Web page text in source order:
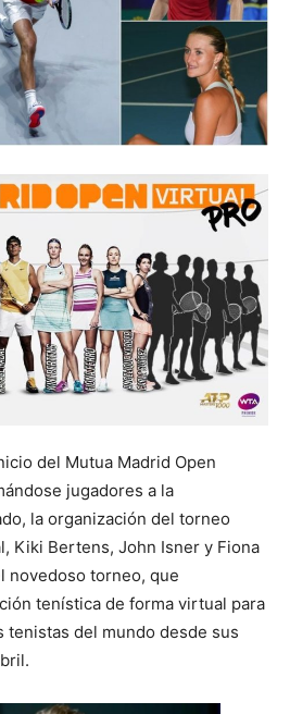
del Mutua Madrid Open
jugadores a la
la organización del torneo
Kiki Bertens, John Isner y Fiona
novedoso torneo, que
tenística de forma virtual para
tenistas del mundo desde sus